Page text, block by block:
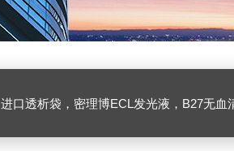
进口透析袋，密理博ECL发光液，B27无血清培养基，N2培养基，紫外酶标板，Gibco胶原酶，